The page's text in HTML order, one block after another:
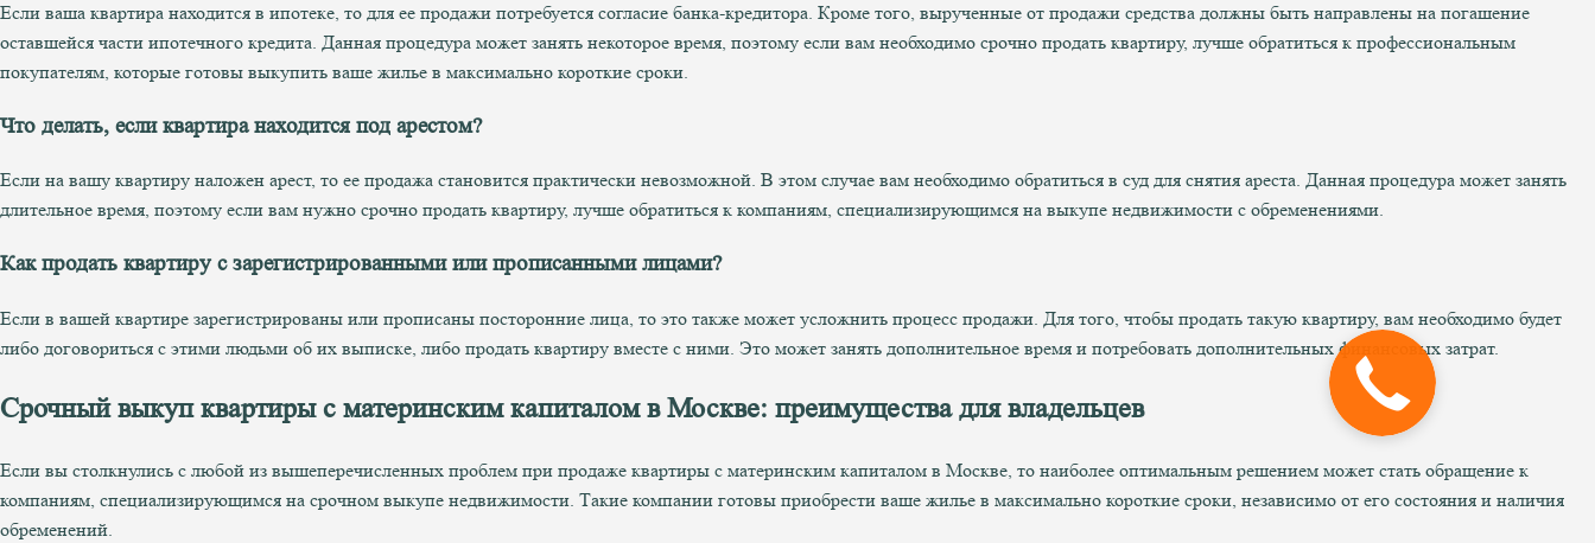
Если ваша квартира находится в ипотеке, то для ее продажи потребуется согласие банка-кредитора. Кроме того, вырученные от продажи средства должны быть направлены на погашение
оставшейся части ипотечного кредита. Данная процедура может занять некоторое время, поэтому если вам необходимо срочно продать квартиру, лучше обратиться к профессиональным
покупателям, которые готовы выкупить ваше жилье в максимально короткие сроки.
Что делать, если квартира находится под арестом?
Если на вашу квартиру наложен арест, то ее продажа становится практически невозможной. В этом случае вам необходимо обратиться в суд для снятия ареста. Данная процедура может занять
длительное время, поэтому если вам нужно срочно продать квартиру, лучше обратиться к компаниям, специализирующимся на выкупе недвижимости с обременениями.
Как продать квартиру с зарегистрированными или прописанными лицами?
Если в вашей квартире зарегистрированы или прописаны посторонние лица, то это также может усложнить процесс продажи. Для того, чтобы продать такую квартиру, вам необходимо будет
либо договориться с этими людьми об их выписке, либо продать квартиру вместе с ними. Это может занять дополнительное время и потребовать дополнительных финансовых затрат.
Срочный выкуп квартиры с материнским капиталом в Москве: преимущества для владельцев
Если вы столкнулись с любой из вышеперечисленных проблем при продаже квартиры с материнским капиталом в Москве, то наиболее оптимальным решением может стать обращение к
компаниям, специализирующимся на срочном выкупе недвижимости. Такие компании готовы приобрести ваше жилье в максимально короткие сроки, независимо от его состояния и наличия
обременений.